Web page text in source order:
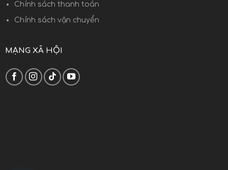
Chính sách thanh toán
Chính sách vận chuyển
MẠNG XÃ HỘI